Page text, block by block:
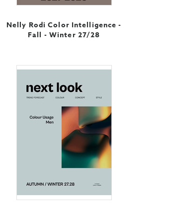
Nelly Rodi Color Intelligence -
Fall - Winter 27/28